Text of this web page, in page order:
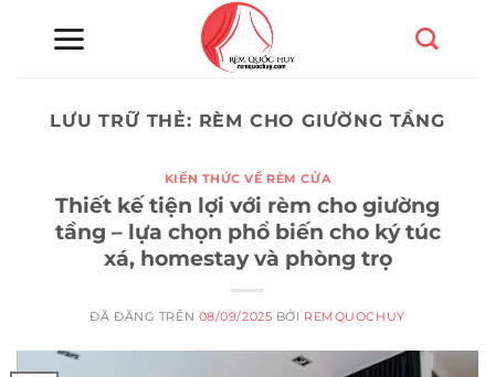
LƯU TRỮ THẺ: RÈM CHO GIƯỜNG TẦNG
KIẾN THỨC VỀ RÈM CỬA
Thiết kế tiện lợi với rèm cho giường
tầng – lựa chọn phổ biến cho ký túc
xá, homestay và phòng trọ
ĐÃ ĐĂNG TRÊN 08/09/2025 BỞI REMQUOCHUY